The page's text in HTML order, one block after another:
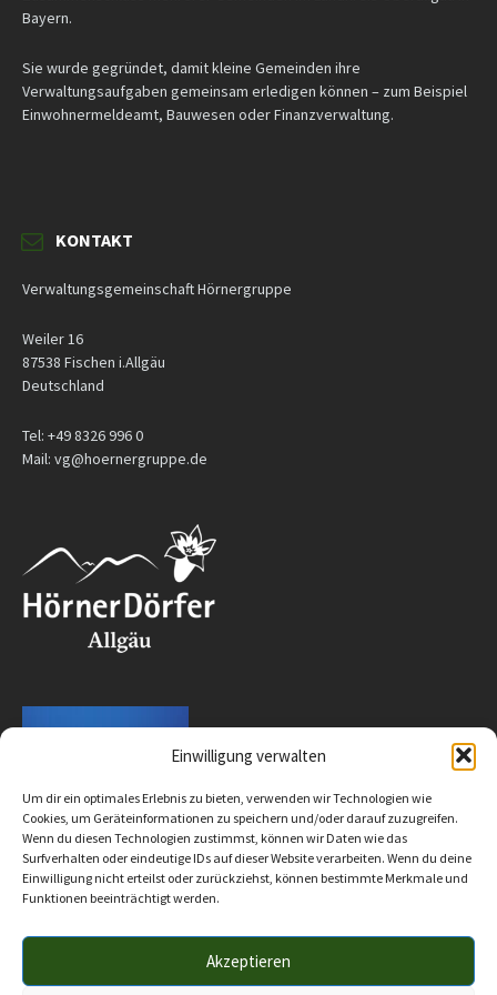
Einwilligung verwalten
Um dir ein optimales Erlebnis zu bieten, verwenden wir Technologien wie
Cookies, um Geräteinformationen zu speichern und/oder darauf zuzugreifen.
Wenn du diesen Technologien zustimmst, können wir Daten wie das
Surfverhalten oder eindeutige IDs auf dieser Website verarbeiten. Wenn du deine
Einwilligung nicht erteilst oder zurückziehst, können bestimmte Merkmale und
Funktionen beeinträchtigt werden.
Akzeptieren
Bayern.
Sie wurde gegründet, damit kleine Gemeinden ihre
Verwaltungsaufgaben gemeinsam erledigen können – zum Beispiel
Einwohnermeldeamt, Bauwesen oder Finanzverwaltung.
KONTAKT
Verwaltungsgemeinschaft Hörnergruppe
Weiler 16
87538 Fischen i.Allgäu
Deutschland
Tel: +49 8326 996 0
Mail: vg@hoernergruppe.de
Datenschutz